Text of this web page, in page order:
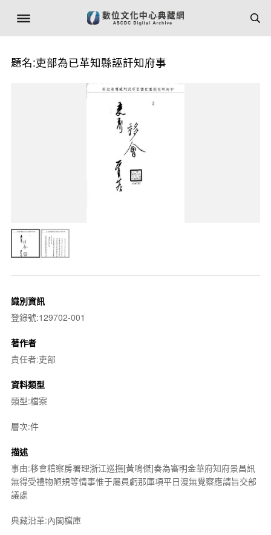
題名:吏部為已革知縣誣訐知府事
識別資訊
登錄號:129702-001
著作者
責任者:吏部
資料類型
類型:檔案
層次:件
描述
事由:移會稽察房署理浙江巡撫[黃鳴傑]奏為審明金華府知府景昌訊
無得受禮物陋規等情事惟于屬員虧那庫項平日漫無覺察應請旨交部
議處
典藏沿革:內閣檔庫